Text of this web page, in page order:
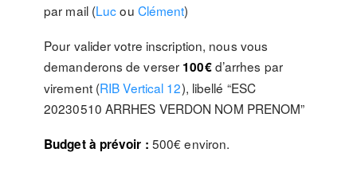
par mail (Lucou Clément)
Pour valider votre inscription, nous vous
demanderons de verser 100€d’arrhes par
virement (RIB Vertical 12), libellé “ESC
20230510 ARRHES VERDON NOM PRENOM”
Budget à prévoir : 500€ environ.